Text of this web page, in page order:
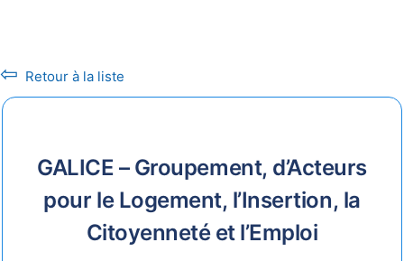
⇦ Retour à la liste
GALICE – Groupement, d’Acteurs
pour le Logement, l’Insertion, la
Citoyenneté et l’Emploi